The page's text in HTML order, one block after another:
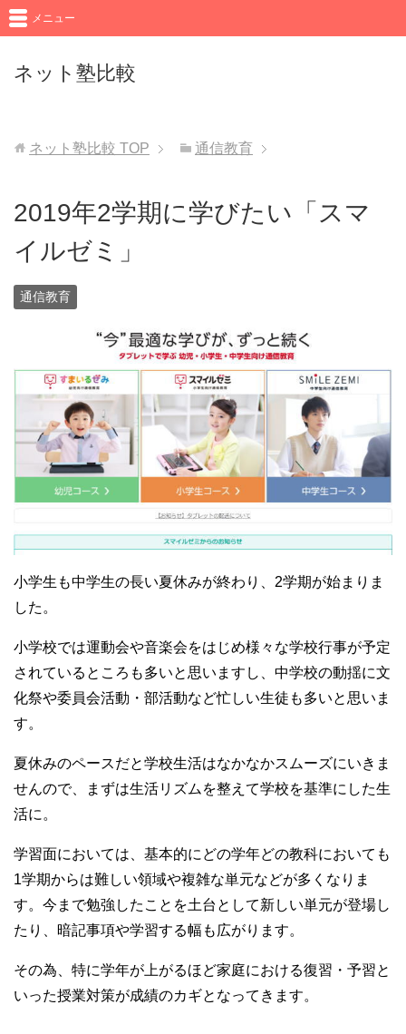
ネット塾比較
メニュー
ネット塾比較 TOP 通信教育
2019年2学期に学びたい「スマ
イルゼミ」
通信教育
小学生も中学生の長い夏休みが終わり、2学期が始まりま
した。
小学校では運動会や音楽会をはじめ様々な学校行事が予定
されているところも多いと思いますし、中学校の動揺に文
化祭や委員会活動・部活動など忙しい生徒も多いと思いま
す。
夏休みのペースだと学校生活はなかなかスムーズにいきま
せんので、まずは生活リズムを整えて学校を基準にした生
活に。
学習面においては、基本的にどの学年どの教科においても
1学期からは難しい領域や複雑な単元などが多くなりま
す。今まで勉強したことを土台として新しい単元が登場し
たり、暗記事項や学習する幅も広がります。
その為、特に学年が上がるほど家庭における復習・予習と
いった授業対策が成績のカギとなってきます。